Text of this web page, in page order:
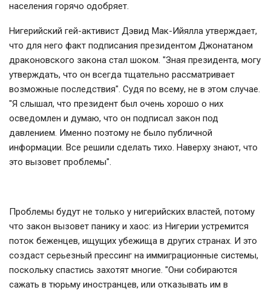
населения горячо одобряет.
Нигерийский гей-активист Дэвид Мак-Ийялла утверждает,
что для него факт подписания президентом Джонатаном
драконовского закона стал шоком. "Зная президента, могу
утверждать, что он всегда тщательно рассматривает
возможные последствия". Судя по всему, не в этом случае.
"Я слышал, что президент был очень хорошо о них
осведомлен и думаю, что он подписал закон под
давлением. Именно поэтому не было публичной
информации. Все решили сделать тихо. Наверху знают, что
это вызовет проблемы".
Проблемы будут не только у нигерийских властей, потому
что закон вызовет панику и хаос: из Нигерии устремится
поток беженцев, ищущих убежища в других странах. И это
создаст серьезный прессинг на иммиграционные системы,
поскольку спастись захотят многие. "Они собираются
сажать в тюрьму иностранцев, или отказывать им в